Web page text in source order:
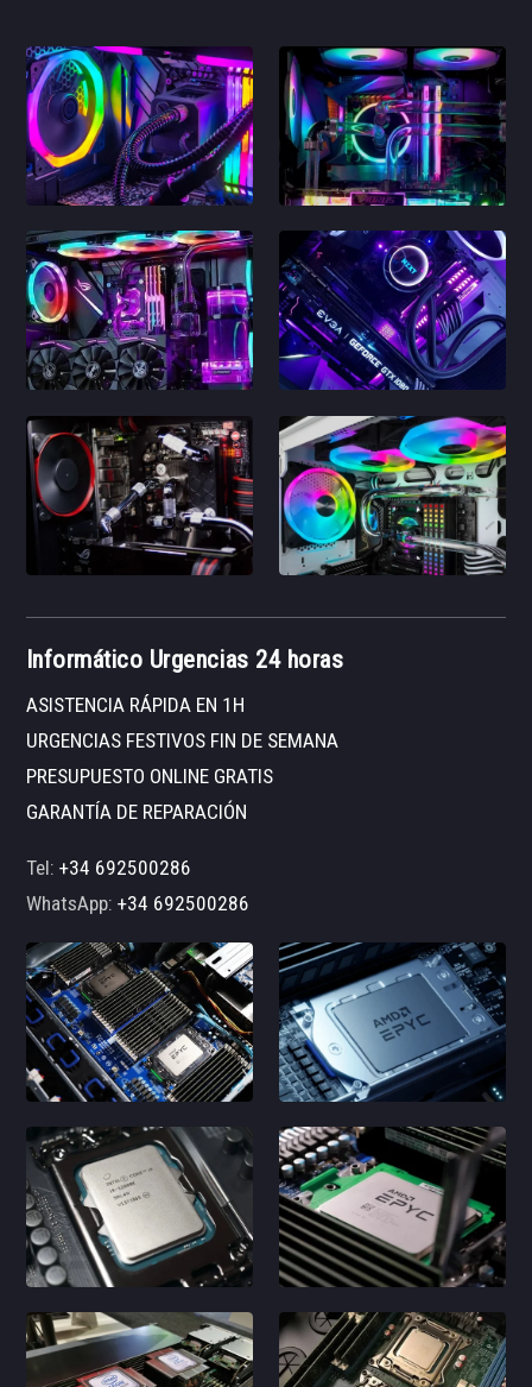
Informático Urgencias 24 horas
ASISTENCIA RÁPIDA EN 1H
URGENCIAS FESTIVOS FIN DE SEMANA
PRESUPUESTO ONLINE GRATIS
GARANTÍA DE REPARACIÓN
Tel:+34 692500286
WhatsApp:+34 692500286